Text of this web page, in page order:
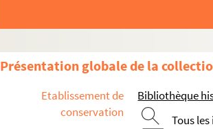
Présentation globale de la
Etablissement de
conservation
Bibliothèque
Tous
Dossier n° 71
Dossier n° 72
Dossier n° 73
Dossier n° 73 bis